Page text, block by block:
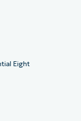
Eight